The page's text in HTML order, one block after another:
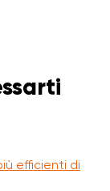
efficienti di